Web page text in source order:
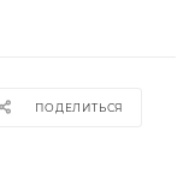
ПОДЕЛИТЬСЯ